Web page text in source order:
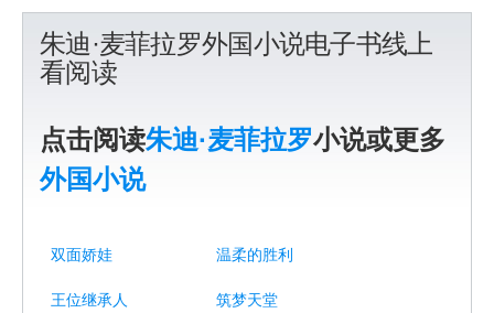
朱迪·麦菲拉罗外国小说电子书线上
看阅读
点击阅读朱迪·麦菲拉罗小说或更多
外国小说
双面娇娃 温柔的胜利
王位继承人 筑梦天堂